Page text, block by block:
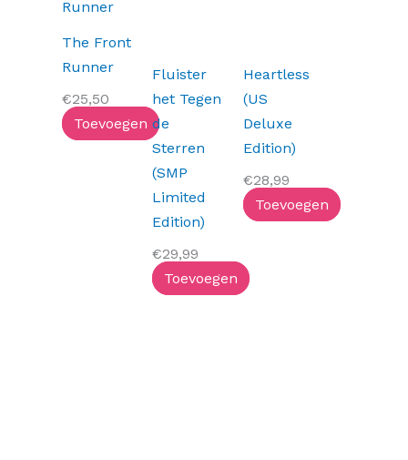
The Front
Runner
€25,50
Toevoegen
Fluister
het Tegen
de
Sterren
(SMP
Limited
Edition)
€29,99
Toevoegen
Heartless
(US
Deluxe
Edition)
€28,99
Toevoegen